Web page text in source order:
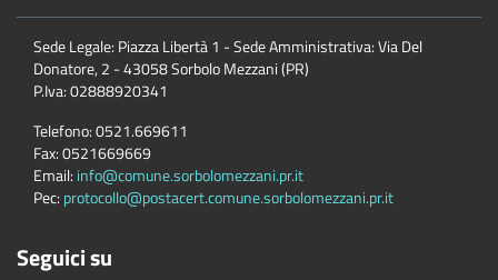
Sede Legale: Piazza Libertà 1 - Sede Amministrativa: Via Del
Donatore, 2 - 43058 Sorbolo Mezzani (PR)
P.Iva:02888920341
Telefono:0521.669611
Fax:0521669669
Email: info@comune.sorbolomezzani.pr.it
Pec: protocollo@postacert.comune.sorbolomezzani.pr.it
Seguici su